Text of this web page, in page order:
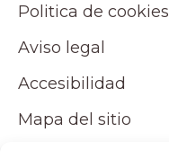
Politica de cookies
Aviso legal
Accesibilidad
Mapa del sitio